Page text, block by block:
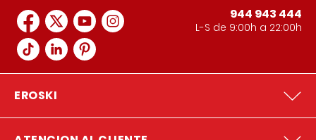
944 943 444
L-S de 9:00h a 22:00h
EROSKI